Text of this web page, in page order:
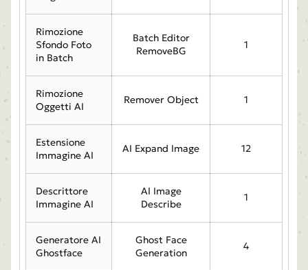
Rimozione
Sfondo Foto
in Batch
Batch Editor
RemoveBG
1
Rimozione
Oggetti AI
Remover Object 1
Estensione
Immagine AI
AI Expand Image 12
Descrittore
Immagine AI
AI Image
Describe
1
Generatore AI
Ghostface
Ghost Face
Generation
4